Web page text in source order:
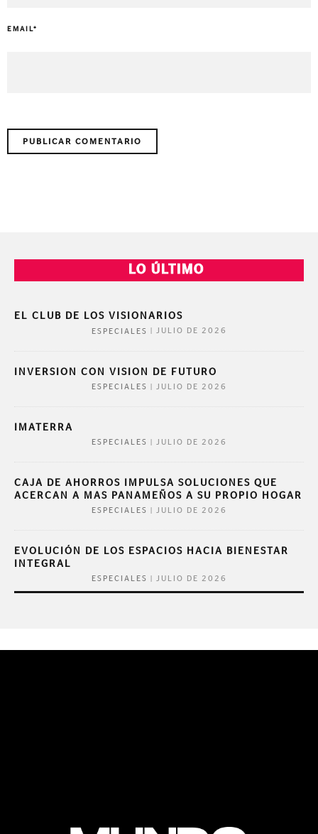
EMAIL*
LO ÚLTIMO
EL CLUB DE LOS VISIONARIOS
ESPECIALES JULIO DE 2026
INVERSION CON VISION DE FUTURO
ESPECIALES JULIO DE 2026
IMATERRA
ESPECIALES JULIO DE 2026
CAJA DE AHORROS IMPULSA SOLUCIONES QUE
ACERCAN A MAS PANAMEÑOS A SU PROPIO HOGAR
ESPECIALES JULIO DE 2026
EVOLUCIÓN DE LOS ESPACIOS HACIA BIENESTAR
INTEGRAL
ESPECIALES JULIO DE 2026